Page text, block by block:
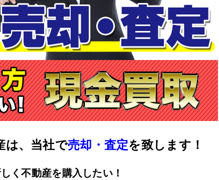
は、当社で売却・査定を致します！
く不動産を購入したい！